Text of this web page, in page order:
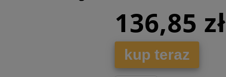
136,85 zł
kup teraz